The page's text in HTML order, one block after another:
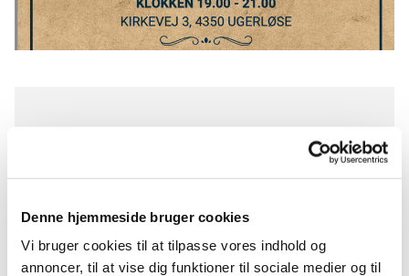
Denne hjemmeside bruger cookies
Vi bruger cookies til at tilpasse vores indhold og
annoncer, til at vise dig funktioner til sociale medier og til
Sognegården, Kirkevej 3, 4350
Ugerløse